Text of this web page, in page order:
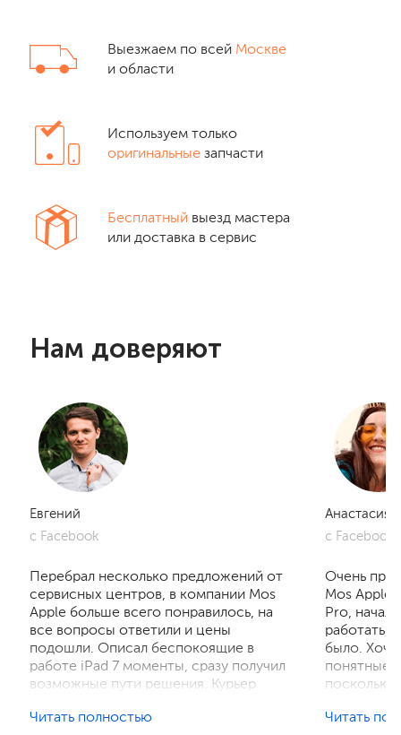
Выезжаем по всей Москве
и области
Используем только
оригинальные запчасти
Бесплатный выезд мастера
или доставка в сервис
Нам доверяют
Евгений
с Facebook
Перебрал несколько предложений от
сервисных центров, в компании Mos
Apple больше всего понравилось, на
все вопросы ответили и цены
подошли. Описал беспокоящие в
работе iPad 7 моменты, сразу получил
возможные пути решения. Курьер
отзвонились по итогам осмотра,
Читать полностью
Анастасия
с Facebook
Очень
Mos
Pro, начал
работать,
было. Хочу
понятные
поскольку
Читать